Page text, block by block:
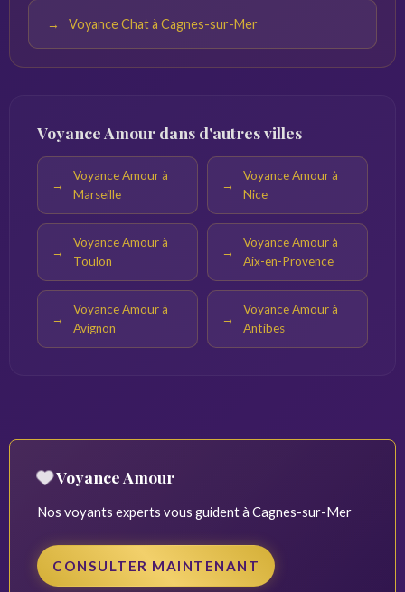
Voyance Chat à Cagnes-sur-Mer
Voyance Amour dans d'autres villes
Voyance Amour à
Marseille
Voyance Amour à
Nice
Voyance Amour à
Toulon
Voyance Amour à
Aix-en-Provence
Voyance Amour à
Avignon
Voyance Amour à
Antibes
Voyance Amour
Nos voyants experts vous guident à Cagnes-sur-Mer
CONSULTER MAINTENANT